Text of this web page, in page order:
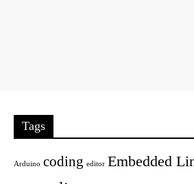
Tags
Arduino coding editor Embedded